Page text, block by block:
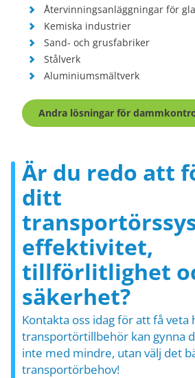
Återvinningsanläggningar för
Kemiska industrier
Sand- och grusfabriker
Stålverk
Aluminiumsmältverk
Andra lösningar för
Är du redo att
ditt
effektivitet,
tillförlitlighet
säkerhet?
Kontakta oss idag för att få veta
transportörtillbehör kan gynna
inte med mindre, utan välj det
transportörbehov!